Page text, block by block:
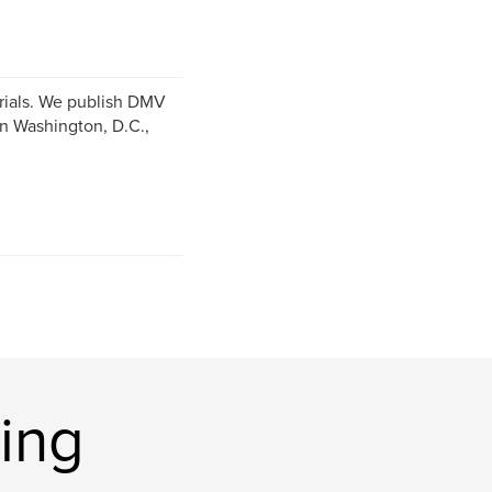
We publish DMV
Washington, D.C.,